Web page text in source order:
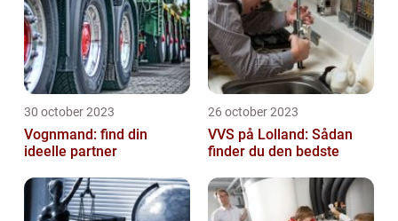
30 october 2023
Vognmand: find din
ideelle partner
26 october 2023
VVS på Lolland: Sådan
finder du den bedste